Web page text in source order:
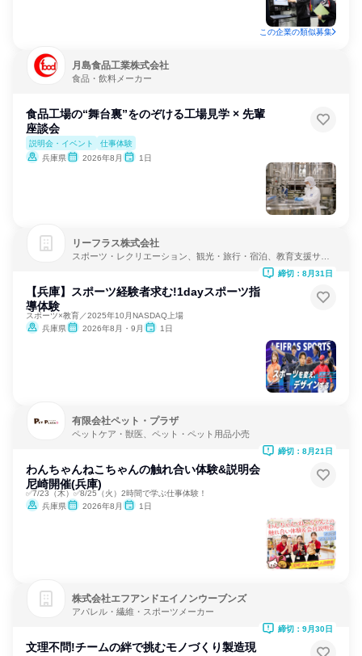
この企業の類似募集
月島食品工業株式会社
食品・飲料メーカー
食品工場の“舞台裏”をのぞける工場見学 × 先輩
座談会
説明会・イベント
仕事体験
兵庫県
2026年8月 1日
リーフラス株式会社
スポーツ・レクリエーション、観光・旅行・宿泊、教育支援サー
【兵庫】スポーツ経験者求む!1dayスポーツ指
導体験
スポーツ×教育／2025年10月NASDAQ上場
兵庫県
2026年8月・9月 1日
締切：8月31日
有限会社ペット・プラザ
ペットケア・獣医、ペット・ペット用品小売
わんちゃんねこちゃんの触れ合い体験&説明会
尼崎開催(兵庫)
✅7/23（木）✅8/25（火）2時間で学ぶ仕事体験！
兵庫県
2026年8月 1日
締切：8月21日
株式会社エフアンドエイノンウーブンズ
アパレル・繊維・スポーツメーカー
文理不問!チームの絆で挑むモノづくり製造現
締切：9月30日